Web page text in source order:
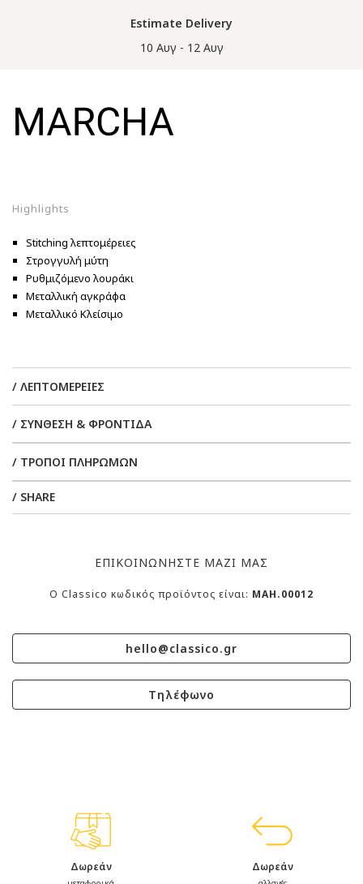
Estimate Delivery
10 Αυγ - 12 Αυγ
Highlights
Stitching λεπτομέρειες
Στρογγυλή μύτη
Ρυθμιζόμενο λουράκι
Μεταλλική αγκράφα
Μεταλλικό Κλείσιμο
/ ΛΕΠΤΟΜΕΡΕΙΕΣ
/ ΣΥΝΘΕΣΗ & ΦΡΟΝΤΙΔΑ
/ ΤΡΟΠΟΙ ΠΛΗΡΩΜΩΝ
/ SHARE
ΕΠΙΚΟΙΝΩΝΗΣΤΕ ΜΑΖΙ ΜΑΣ
O Classico κωδικός προϊόντος είναι: MAH.00012
hello@classico.gr
Τηλέφωνο
Δωρεάν Δωρεάν